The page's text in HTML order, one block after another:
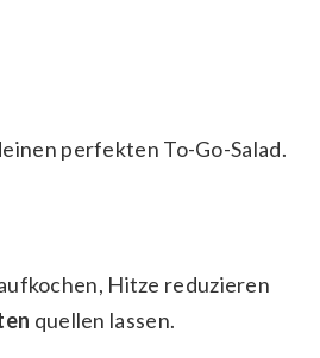
perfekten To-Go-Salad.
Hitze reduzieren
quellen lassen.